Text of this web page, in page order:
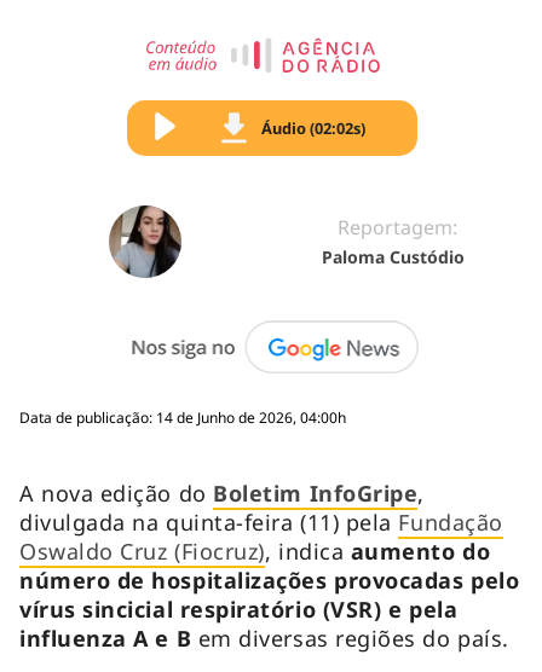
Áudio (02:02s)
Reportagem:
Paloma Custódio
Data de publicação: 14 de Junho de 2026, 04:00h
A nova edição do Boletim InfoGripe,
divulgada na quinta-feira (11) pela Fundação
Oswaldo Cruz (Fiocruz), indica aumento do
número de hospitalizações provocadas pelo
vírus sincicial respiratório (VSR) e pela
influenza A e B em diversas regiões do país.